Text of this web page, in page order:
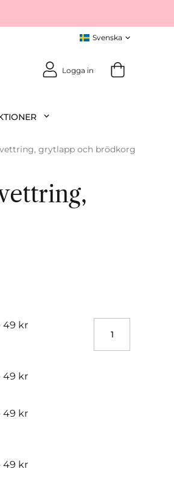
Logga in
grytlapp och brödkorg
49 kr
49 kr
49 kr
49 kr